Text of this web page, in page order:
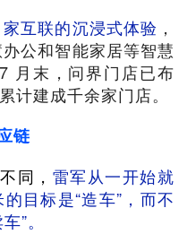
互联的沉浸式体验 ，
公和智能家居等智慧
月末，问界门店已布
计建成千余家门店。
链
同， 雷军从一开始就
目标是“造车”，而不
”。